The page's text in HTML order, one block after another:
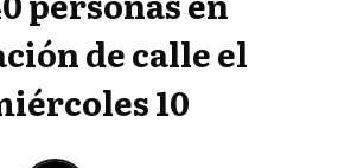
de calle el
10